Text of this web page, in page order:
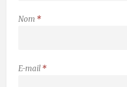
Nom *
E-mail *